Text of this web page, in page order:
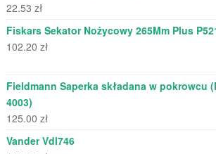
22.53 zł
Fiskars Sekator Nożycowy 265Mm Plus
102.20 zł
Fieldmann Saperka składana w pokrowcu
4003)
125.00 zł
Vander Vdl746